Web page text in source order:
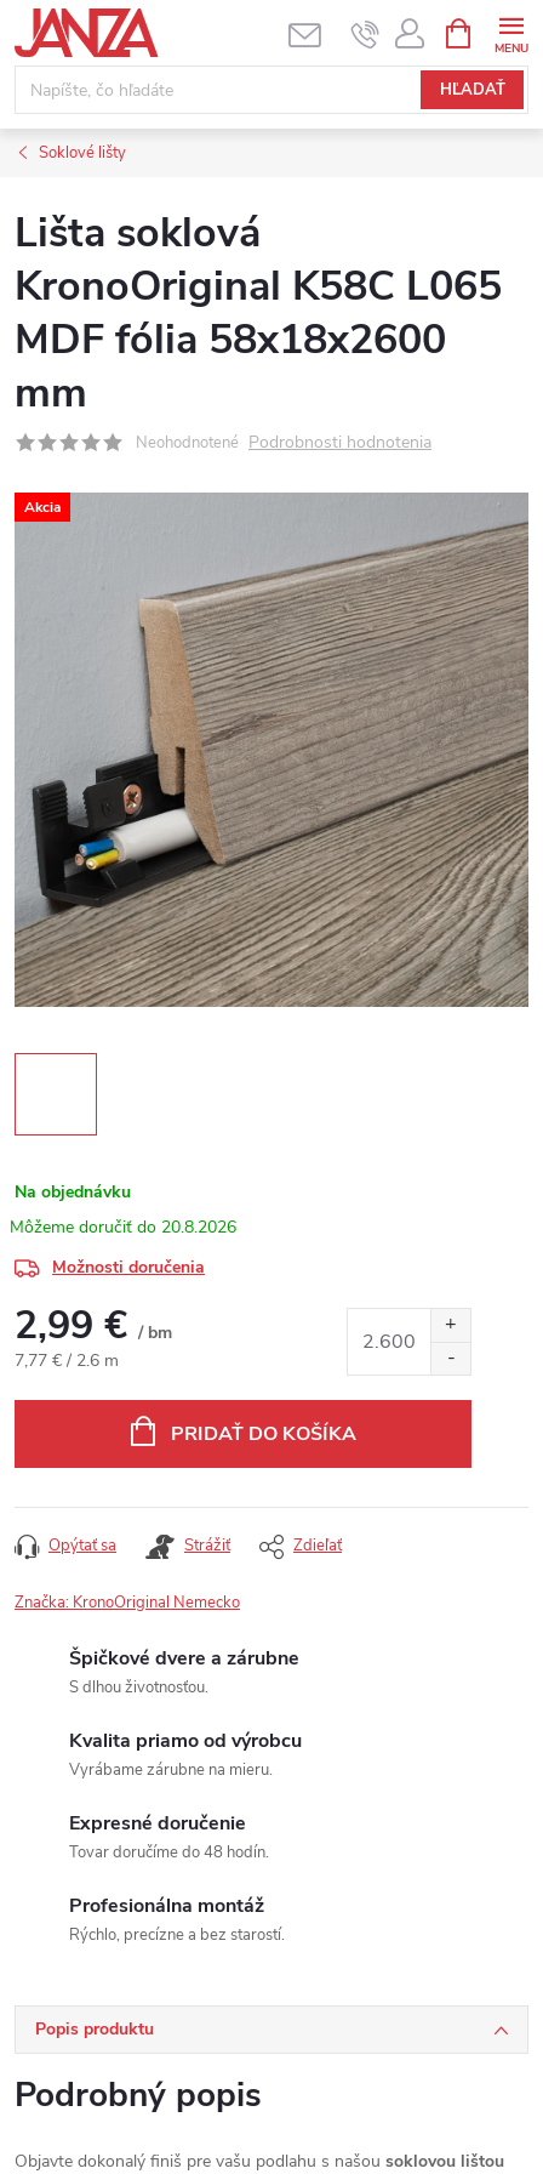
Prejsť na obsah
HĽADAŤ
Soklové lišty
Lišta soklová
KronoOriginal K58C L065
MDF fólia 58x18x2600
mm
Neohodnotené Podrobnosti hodnotenia
Akcia
Na objednávku
20.8.2026
Možnosti doručenia
2,99 € / bm
Jednotková cena:
7,77 € / 2.6 m
PRIDAŤ DO KOŠÍKA
Opýtať sa Strážiť Zdieľať
Značka: KronoOriginal Nemecko
Špičkové dvere a zárubne
S dlhou životnosťou.
Kvalita priamo od výrobcu
Vyrábame zárubne na mieru.
Expresné doručenie
Tovar doručíme do 48 hodín.
Profesionálna montáž
Rýchlo, precízne a bez starostí.
Popis produktu
Podrobný popis
Objavte dokonalý finiš pre vašu podlahu s našou soklovou lištou